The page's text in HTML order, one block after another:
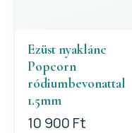
Ezüst nyaklánc
Popcorn
ródiumbevonattal
1.5mm
10 900 Ft